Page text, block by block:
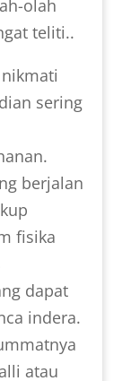
olah
teliti..
sering
berjalan
fisika
dapat
indera.
atau